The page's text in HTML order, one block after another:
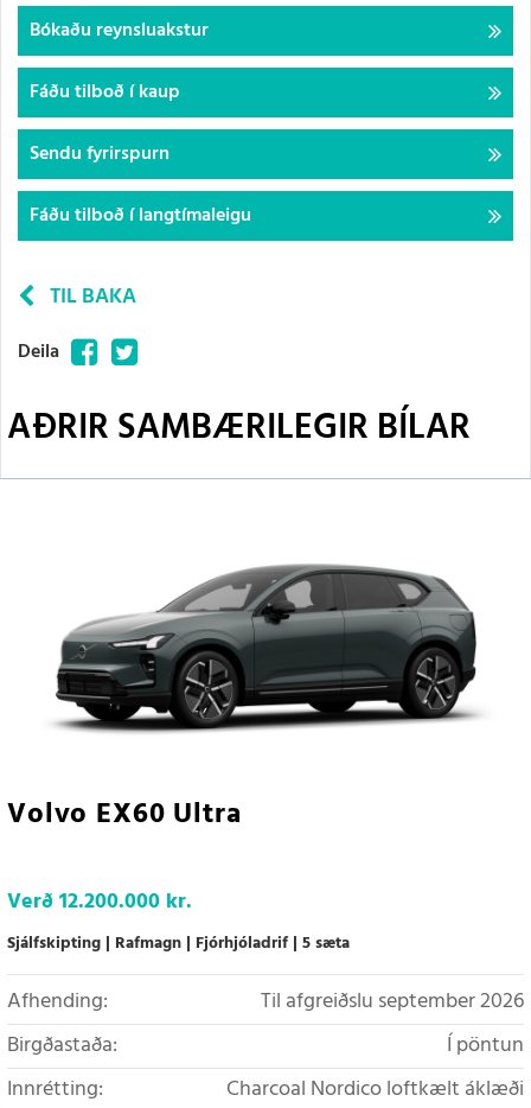
Bókaðu reynsluakstur
Fáðu tilboð í kaup
Sendu fyrirspurn
Fáðu tilboð í langtímaleigu
TIL BAKA
Deila FacebookTwitter
AÐRIR SAMBÆRILEGIR BÍLAR
Volvo EX60 Ultra
Verð12.200.000 kr.
Sjálfskipting Rafmagn Fjórhjóladrif 5 sæta
Afhending:
Til afgreiðslu september 2026
Birgðastaða:
Í pöntun
Innrétting:
Charcoal Nordico loftkælt áklæði